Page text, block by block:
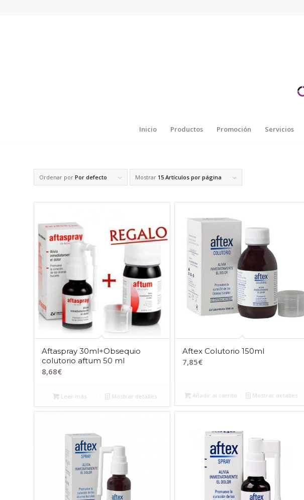
Inicio Productos Promoción Servicios
Ordenar por Por defecto Mostrar 15 Artículos por página
Aftaspray 30ml+Obsequio
colutorio aftum 50 ml
8,68€
Leer más Mostrar detalles
Aftex Colutorio 150ml
7,85€
Añadir al carrito Mostrar detalles